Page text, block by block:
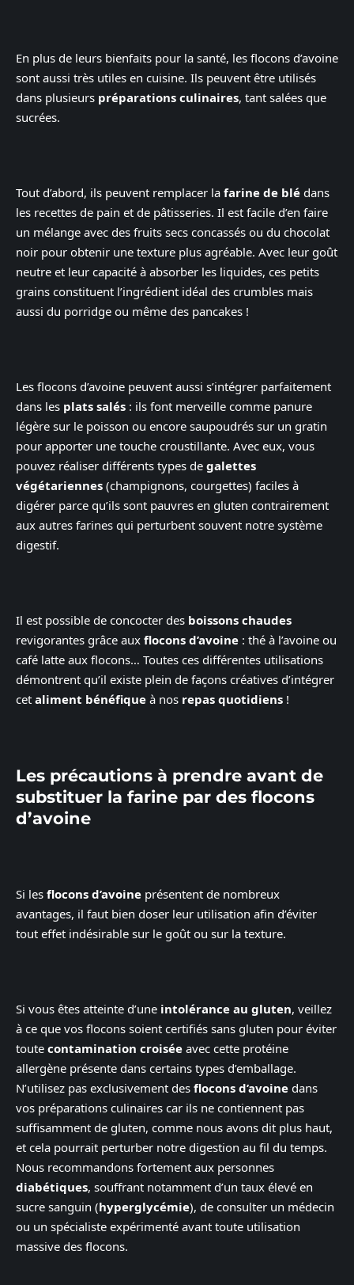
En plus de leurs bienfaits pour la santé, les flocons d’avoine
sont aussi très utiles en cuisine. Ils peuvent être utilisés
dans plusieurs préparations culinaires, tant salées que
sucrées.
Tout d’abord, ils peuvent remplacer la farine de blé dans
les recettes de pain et de pâtisseries. Il est facile d’en faire
un mélange avec des fruits secs concassés ou du chocolat
noir pour obtenir une texture plus agréable. Avec leur goût
neutre et leur capacité à absorber les liquides, ces petits
grains constituent l’ingrédient idéal des crumbles mais
aussi du porridge ou même des pancakes !
Les flocons d’avoine peuvent aussi s’intégrer parfaitement
dans les plats salés : ils font merveille comme panure
légère sur le poisson ou encore saupoudrés sur un gratin
pour apporter une touche croustillante. Avec eux, vous
pouvez réaliser différents types de galettes
végétariennes (champignons, courgettes) faciles à
digérer parce qu’ils sont pauvres en gluten contrairement
aux autres farines qui perturbent souvent notre système
digestif.
Il est possible de concocter des boissons chaudes
revigorantes grâce aux flocons d’avoine : thé à l’avoine ou
café latte aux flocons… Toutes ces différentes utilisations
démontrent qu’il existe plein de façons créatives d’intégrer
cet aliment bénéfique à nos repas quotidiens !
Les précautions à prendre avant de
substituer la farine par des flocons
d’avoine
Si les flocons d’avoine présentent de nombreux
avantages, il faut bien doser leur utilisation afin d’éviter
tout effet indésirable sur le goût ou sur la texture.
Si vous êtes atteinte d’une intolérance au gluten, veillez
à ce que vos flocons soient certifiés sans gluten pour éviter
toute contamination croisée avec cette protéine
allergène présente dans certains types d’emballage.
N’utilisez pas exclusivement des flocons d’avoine dans
vos préparations culinaires car ils ne contiennent pas
suffisamment de gluten, comme nous avons dit plus haut,
et cela pourrait perturber notre digestion au fil du temps.
Nous recommandons fortement aux personnes
diabétiques, souffrant notamment d’un taux élevé en
sucre sanguin (hyperglycémie), de consulter un médecin
ou un spécialiste expérimenté avant toute utilisation
massive des flocons.